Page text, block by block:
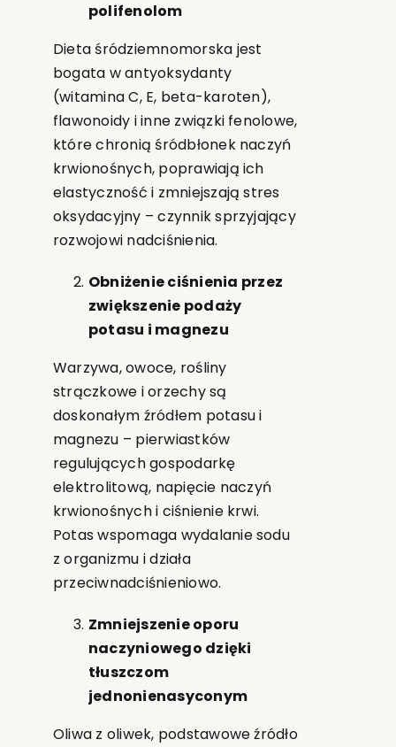
polifenolom
Dieta śródziemnomorska jest
bogata w antyoksydanty
(witamina C, E, beta-karoten),
flawonoidy i inne związki fenolowe,
które chronią śródbłonek naczyń
krwionośnych, poprawiają ich
elastyczność i zmniejszają stres
oksydacyjny – czynnik sprzyjający
rozwojowi nadciśnienia.
Obniżenie ciśnienia przez
zwiększenie podaży
potasu i magnezu
Warzywa, owoce, rośliny
strączkowe i orzechy są
doskonałym źródłem potasu i
magnezu – pierwiastków
regulujących gospodarkę
elektrolitową, napięcie naczyń
krwionośnych i ciśnienie krwi.
Potas wspomaga wydalanie sodu
z organizmu i działa
przeciwnadciśnieniowo.
Zmniejszenie oporu
naczyniowego dzięki
tłuszczom
jednonienasyconym
Oliwa z oliwek, podstawowe źródło